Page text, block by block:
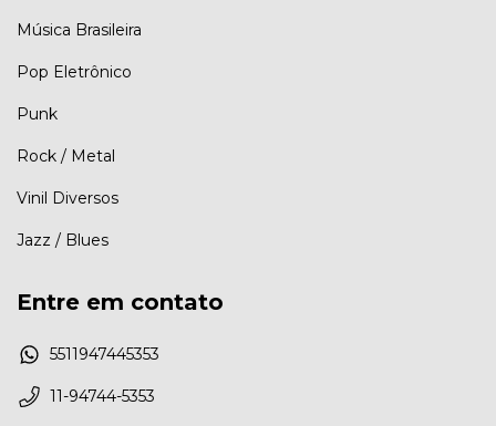
Música Brasileira
Pop Eletrônico
Punk
Rock / Metal
Vinil Diversos
Jazz / Blues
Entre em contato
5511947445353
11-94744-5353